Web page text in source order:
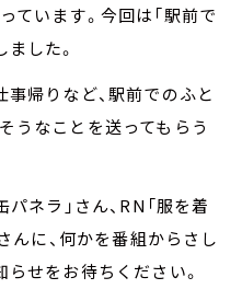
ています。今回は「駅前で
した。
帰りなど、駅前でのふと
うなことを送ってもらう
ネラ」さん、RN「服を着
んに、何かを番組からさし
せをお待ちください。